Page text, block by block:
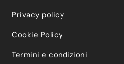
Privacy policy
Cookie Policy
Termini e condizioni